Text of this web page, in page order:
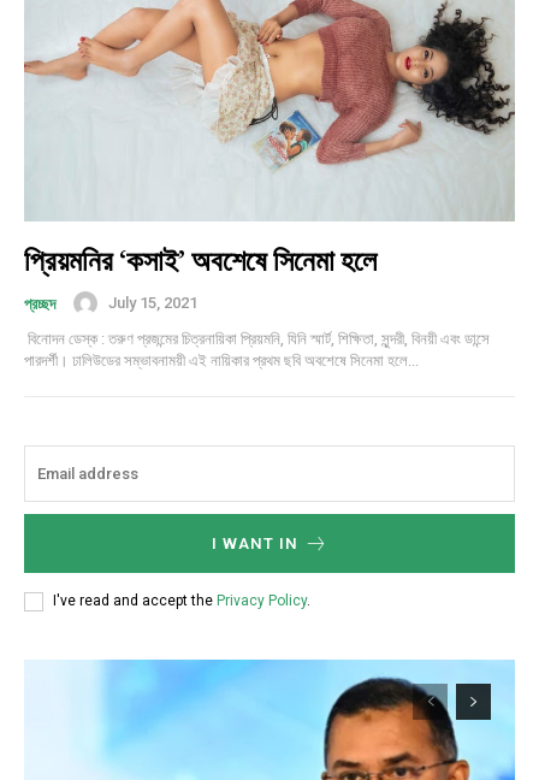
প্রিয়মনির ‘কসাই’ অবশেষে সিনেমা হলে
প্রচ্ছদ
July 15, 2021
বিনোদন ডেস্ক : তরুণ প্রজন্মের চিত্রনায়িকা প্রিয়মনি, যিনি স্মার্ট, শিক্ষিতা, সুন্দরী, বিনয়ী এবং ডান্সে
পারদর্শী। ঢালিউডের সম্ভাবনাময়ী এই নায়িকার প্রথম ছবি অবশেষে সিনেমা হলে...
I WANT IN
I've read and accept the Privacy Policy.